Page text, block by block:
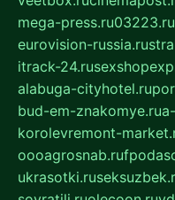
mega-press.ru03223.ru
eurovision-russia.ru
itrack-24.ru
alabuga-cityhotel.ru
bud-em-znakomye.ru
korolevremont-
oooagrosnab.ru
ukrasotki.ru